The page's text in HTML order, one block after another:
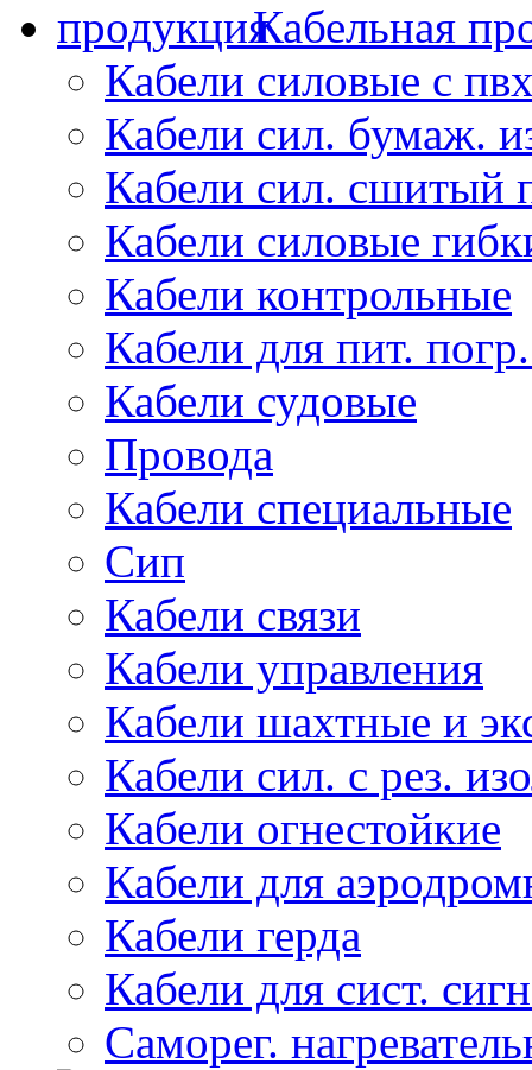
Кабельная
Кабели силовые с
Кабели сил. бумаж.
Кабели сил. сшитый
Кабели силовые
Кабели контрольные
Кабели для пит.
Кабели судовые
Провода
Кабели специальные
Сип
Кабели связи
Кабели управления
Кабели шахтные и
Кабели сил. с рез.
Кабели огнестойкие
Кабели для
Кабели герда
Кабели для сист.
Саморег.